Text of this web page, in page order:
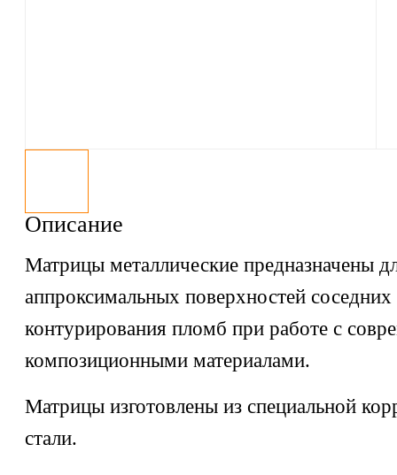
Описание
Матрицы металлические предназначены
аппроксимальных поверхностей соседних
контурирования пломб при работе с
композиционными материалами.
Матрицы изготовлены из специальной
стали.